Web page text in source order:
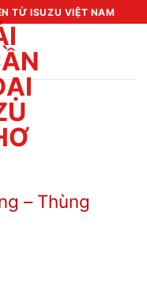
TỪ ISUZU VIỆT NAM
– Thùng